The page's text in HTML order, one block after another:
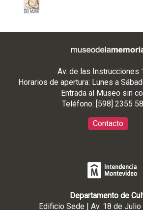
Av. de las Instrucciones
Horarios de apertura: Lunes a
Entrada al Museo sin
Teléfono: [598] 2355
Contacto
Departamento de
Edificio Sede | Av. 18 de